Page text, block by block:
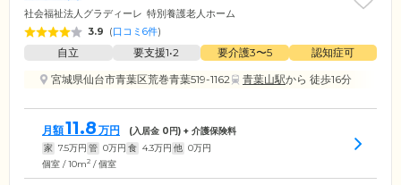
社会福祉法人グラディーレ 特別養護老人ホーム
3.9 (口コミ6件)
自立 要支援1•2 要介護3〜5
認知症可
宮城県仙台市青葉区荒巻青葉519-1162
青葉山駅から 徒歩16分
月額11.8 万円 (入居金 0円) + 介護保険料
家 7.5万円 管 0万円 食 4.3万円 他 0万円
個室 / 10m2 / 個室